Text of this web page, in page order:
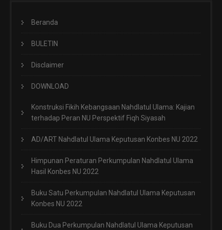
Beranda
BULETIN
Disclaimer
DOWNLOAD
Konstruksi Fikih Kebangsaan Nahdlatul Ulama: Kajian
terhadap Peran NU Perspektif Fiqh Siyasah
AD/ART Nahdlatul Ulama Keputusan Konbes NU 2022
Himpunan Peraturan Perkumpulan Nahdlatul Ulama
Hasil Konbes NU 2022
Buku Satu Perkumpulan Nahdlatul Ulama Keputusan
Konbes NU 2022
Buku Dua Perkumpulan Nahdlatul Ulama Keputusan